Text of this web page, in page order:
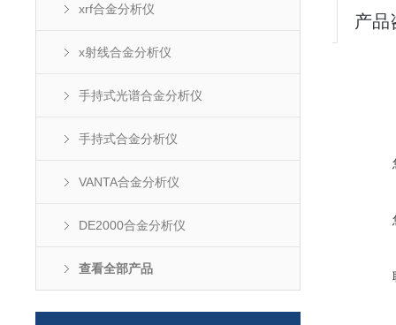
xrf合金分析仪
x射线合金分析仪
手持式光谱合金分析仪
手持式合金分析仪
VANTA合金分析仪
DE2000合金分析仪
查看全部产品
产品